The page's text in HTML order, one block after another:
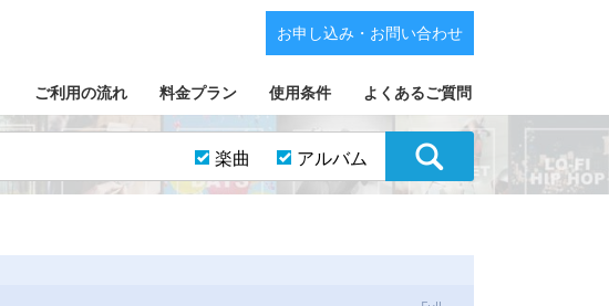
ご利用の流れ 料金プラン 使用条件 よくあるご質問
お申し込み・お問い合わせ
楽曲 アルバム